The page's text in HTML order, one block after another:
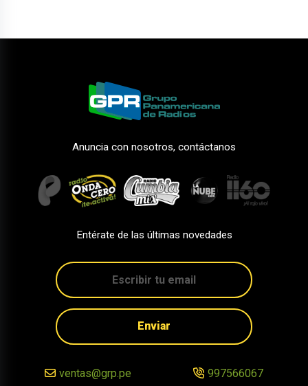
Anuncia con nosotros, contáctanos
Entérate de las últimas novedades
Enviar
ventas@grp.pe 997566067